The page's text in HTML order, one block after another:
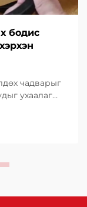
бодис
чадварыг
ухаалаг
нь циклийн